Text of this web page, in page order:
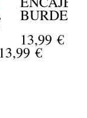
13,99 €
BURDEOS
13,99 €